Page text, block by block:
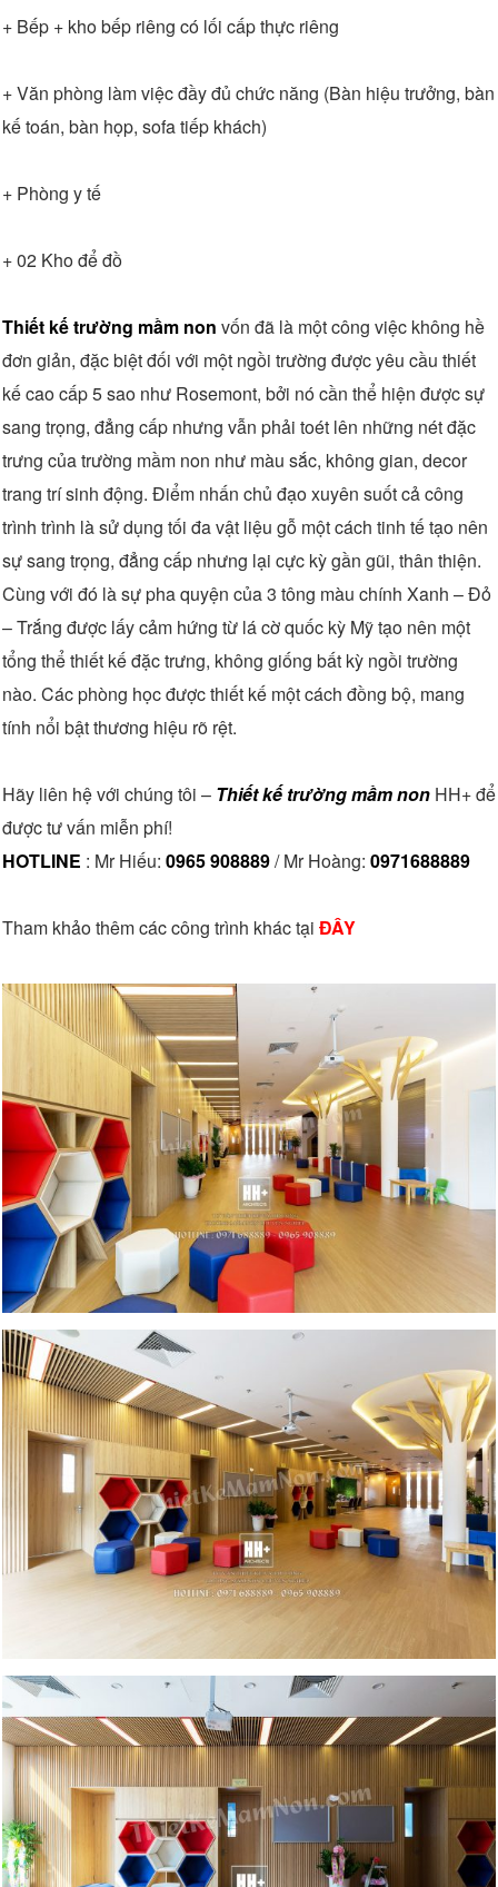
+ Bếp + kho bếp riêng có lối cấp thực riêng
+ Văn phòng làm việc đầy đủ chức năng (Bàn hiệu trưởng, bàn
kế toán, bàn họp, sofa tiếp khách)
+ Phòng y tế
+ 02 Kho để đồ
Thiết kế trường mầm non vốn đã là một công việc không hề
đơn giản, đặc biệt đối với một ngồi trường được yêu cầu thiết
kế cao cấp 5 sao như Rosemont, bởi nó cần thể hiện được sự
sang trọng, đẳng cấp nhưng vẫn phải toét lên những nét đặc
trưng của trường mầm non như màu sắc, không gian, decor
trang trí sinh động. Điểm nhấn chủ đạo xuyên suốt cả công
trình trình là sử dụng tối đa vật liệu gỗ một cách tinh tế tạo nên
sự sang trọng, đẳng cấp nhưng lại cực kỳ gần gũi, thân thiện.
Cùng với đó là sự pha quyện của 3 tông màu chính Xanh – Đỏ
– Trắng được lấy cảm hứng từ lá cờ quốc kỳ Mỹ tạo nên một
tổng thể thiết kế đặc trưng, không giống bất kỳ ngồi trường
nào. Các phòng học được thiết kế một cách đồng bộ, mang
tính nổi bật thương hiệu rõ rệt.
Hãy liên hệ với chúng tôi – Thiết kế trường mầm non HH+ để
được tư vấn miễn phí!
HOTLINE : Mr Hiếu: 0965 908889/ Mr Hoàng: 0971688889
Tham khảo thêm các công trình khác tại ĐÂY